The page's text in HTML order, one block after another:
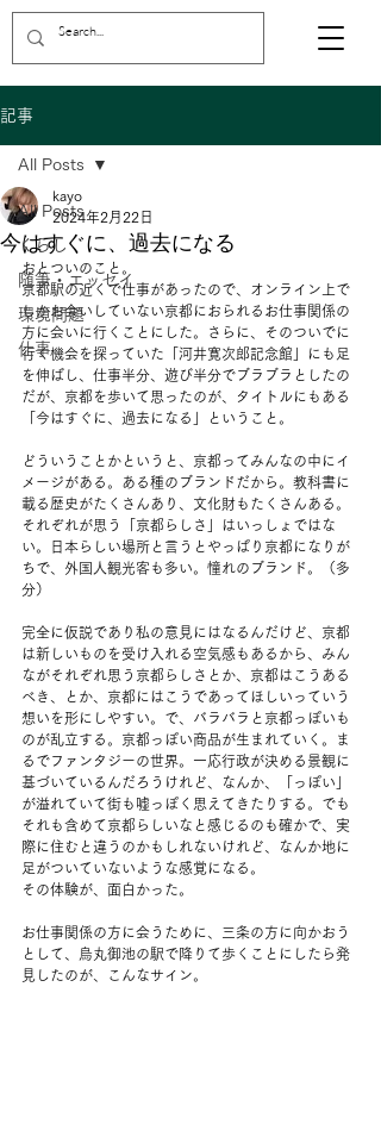
記事
All Posts
くらし
随筆・エッセイ
環境問題
仕事
All Posts
今はすぐに、過去になる
kayo
2024年2月22日
おとついのこと。
京都駅の近くで仕事があったので、オンライン上で
しかお会いしていない京都におられるお仕事関係の
方に会いに行くことにした。さらに、そのついでに
行く機会を探っていた「河井寛次郎記念館」にも足
を伸ばし、仕事半分、遊び半分でブラブラとしたの
だが、京都を歩いて思ったのが、タイトルにもある
「今はすぐに、過去になる」ということ。
どういうことかというと、京都ってみんなの中にイ
メージがある。ある種のブランドだから。教科書に
載る歴史がたくさんあり、文化財もたくさんある。
それぞれが思う「京都らしさ」はいっしょではな
い。日本らしい場所と言うとやっぱり京都になりが
ちで、外国人観光客も多い。憧れのブランド。（多
分）
完全に仮説であり私の意見にはなるんだけど、京都
は新しいものを受け入れる空気感もあるから、みん
ながそれぞれ思う京都らしさとか、京都はこうある
べき、とか、京都にはこうであってほしいっていう
想いを形にしやすい。で、バラバラと京都っぽいも
のが乱立する。京都っぽい商品が生まれていく。ま
るでファンタジーの世界。一応行政が決める景観に
基づいているんだろうけれど、なんか、「っぽい」
が溢れていて街も嘘っぽく思えてきたりする。でも
それも含めて京都らしいなと感じるのも確かで、実
際に住むと違うのかもしれないけれど、なんか地に
足がついていないような感覚になる。
その体験が、面白かった。
お仕事関係の方に会うために、三条の方に向かおう
として、烏丸御池の駅で降りて歩くことにしたら発
見したのが、こんなサイン。